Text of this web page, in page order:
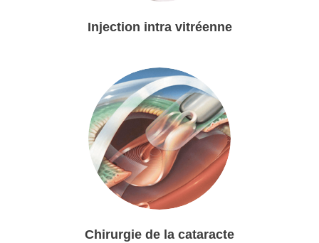
Injection intra vitréenne
Chirurgie de la cataracte